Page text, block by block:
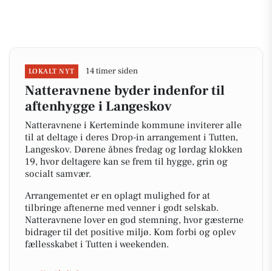
LOKALT NYT 14 timer siden
Natteravnene byder indenfor til
aftenhygge i Langeskov
Natteravnene i Kerteminde kommune inviterer alle
til at deltage i deres Drop-in arrangement i Tutten,
Langeskov. Dørene åbnes fredag og lørdag klokken
19, hvor deltagere kan se frem til hygge, grin og
socialt samvær.
Arrangementet er en oplagt mulighed for at
tilbringe aftenerne med venner i godt selskab.
Natteravnene lover en god stemning, hvor gæsterne
bidrager til det positive miljø. Kom forbi og oplev
fællesskabet i Tutten i weekenden.